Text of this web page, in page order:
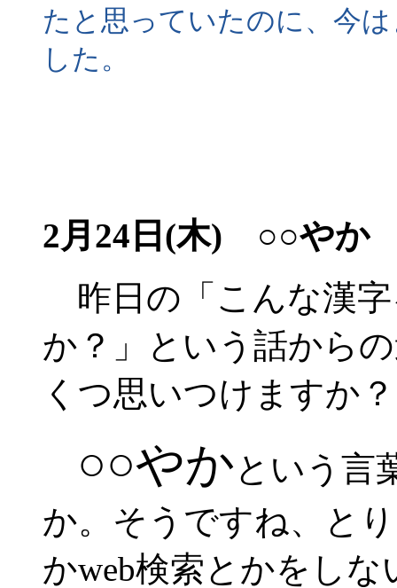
たと思っていたのに、今
した。
2月24日(木) ○○やか
昨日の「こんな漢
か？」という話から
くつ思いつけますか
○○やかという言
か。そうですね、と
かweb検索とかをし